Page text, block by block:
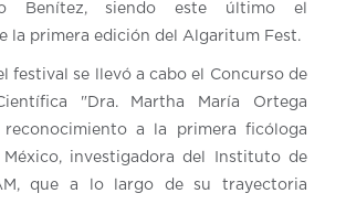
Benítez, siendo este último el
la primera edición del Algaritum Fest.
festival se llevó a cabo el Concurso de
"Dra. Martha María Ortega
reconocimiento a la primera ficóloga
investigadora del Instituto de
que a lo largo de su trayectoria